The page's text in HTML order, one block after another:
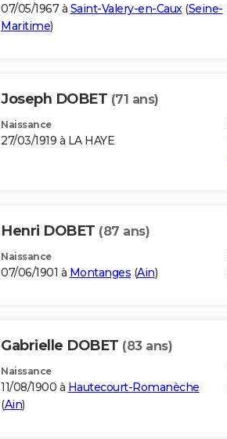
07/05/1967 à Saint-Valery-en-Caux(Seine-
Maritime)
Joseph DOBET (71 ans)
Naissance
27/03/1919 à LA HAYE
Henri DOBET (87 ans)
Naissance
07/06/1901 à Montanges (Ain)
Gabrielle DOBET (83 ans)
Naissance
11/08/1900 à Hautecourt-Romanèche
(Ain)